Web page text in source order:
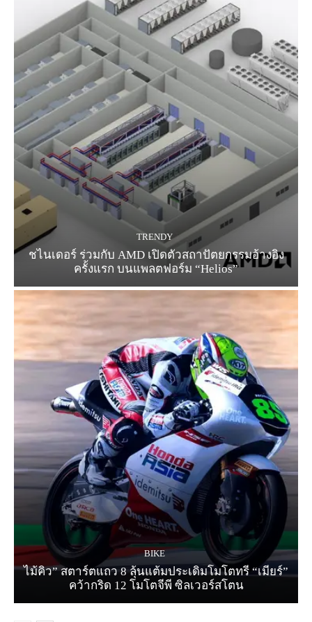
TRENDY
ชไนเดอร์ ร่วมกับ AMD เปิดตัวสถาปัตยกรรมอ้างอิง
ครั้งแรก บนแพลตฟอร์ม “Helios”
BIKE
ไม้คิว” สตาร์ตแถว 8 ลุ้นแต้มประเดิมโมโตทรี “เมียร์”
คว้ากริด 12 โมโตจีพี ซิลเวอร์สโตน